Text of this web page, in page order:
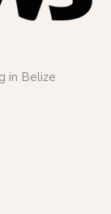
in Belize